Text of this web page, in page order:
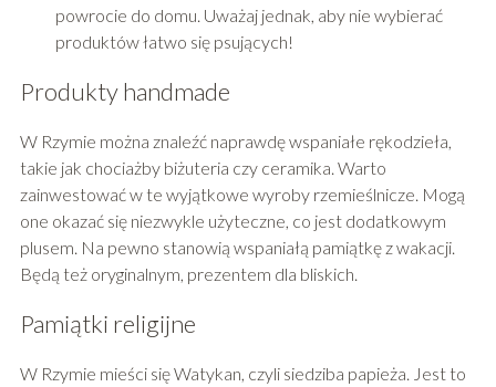
powrocie do domu. Uważaj jednak, aby nie wybierać
produktów łatwo się psujących!
Produkty handmade
W Rzymie można znaleźć naprawdę wspaniałe rękodzieła,
takie jak chociażby biżuteria czy ceramika. Warto
zainwestować w te wyjątkowe wyroby rzemieślnicze. Mogą
one okazać się niezwykle użyteczne, co jest dodatkowym
plusem. Na pewno stanowią wspaniałą pamiątkę z wakacji.
Będą też oryginalnym, prezentem dla bliskich.
Pamiątki religijne
W Rzymie mieści się Watykan, czyli siedziba papieża. Jest to